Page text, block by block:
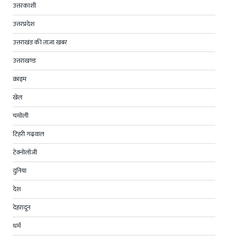
उत्तरकाशी
उत्तरप्रदेश
उत्तराखंड की ताज़ा खबर
उत्तराखण्ड
क्राइम
खेल
चमोली
टिहरी गढ़वाल
टेक्नोलॉजी
दुनिया
देश
देहरादून
धर्म